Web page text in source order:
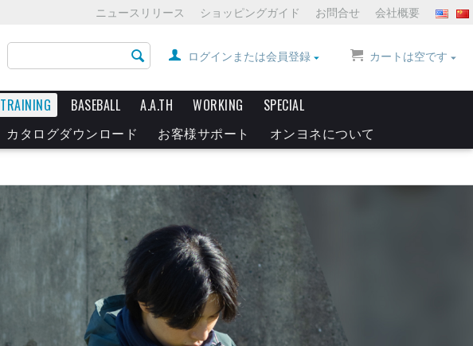
ニュースリリース ショッピングガイド お問合せ 会社概要
カートは空です
ログインまたは会員登録
TRAINING BASEBALL A.A.TH WORKING
SPECIAL
カタログダウンロード お客様サポート オンヨネについて